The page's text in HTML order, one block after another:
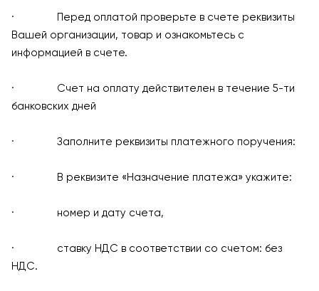
· Перед оплатой проверьте в счете реквизиты
Вашей организации, товар и ознакомьтесь с
информацией в счете.
· Счет на оплату действителен в течение 5-ти
банковских дней
· Заполните реквизиты платежного поручения:
· В реквизите «Назначение платежа» укажите:
· номер и дату счета,
· ставку НДС в соответствии со счетом: без
НДС.